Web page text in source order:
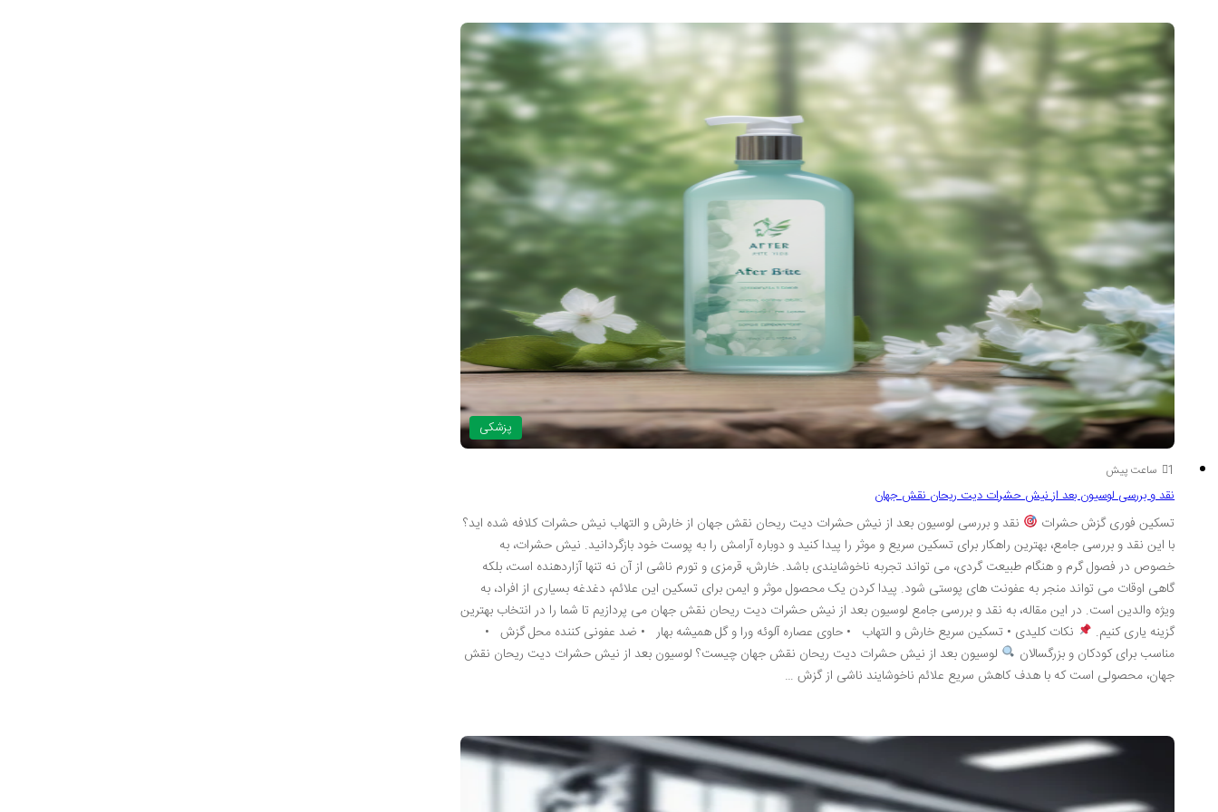
پزشکی
1 ساعت پیش
نقد و بررسی لوسیون بعد از نیش حشرات دیت ریحان نقش جهان
تسکین فوری گزش حشرات
نقد و بررسی لوسیون بعد از نیش حشرات دیت ریحان نقش جهان از خارش و التهاب نیش حشرات کلافه شده اید؟
با این نقد و بررسی جامع، بهترین راهکار برای تسکین سریع و موثر را پیدا کنید و دوباره آرامش را به پوست خود بازگردانید. نیش حشرات، به
خصوص در فصول گرم و هنگام طبیعت گردی، می تواند تجربه ناخوشایندی باشد. خارش، قرمزی و تورم ناشی از آن نه تنها آزاردهنده است، بلکه
گاهی اوقات می تواند منجر به عفونت های پوستی شود. پیدا کردن یک محصول موثر و ایمن برای تسکین این علائم، دغدغه بسیاری از افراد، به
ویژه والدین است. در این مقاله، به نقد و بررسی جامع لوسیون بعد از نیش حشرات دیت ریحان نقش جهان می پردازیم تا شما را در انتخاب بهترین
گزینه یاری کنیم.
نکات کلیدی • تسکین سریع خارش و التهاب • حاوی عصاره آلوئه ورا و گل همیشه بهار • ضد عفونی کننده محل گزش •
مناسب برای کودکان و بزرگسالان
لوسیون بعد از نیش حشرات دیت ریحان نقش جهان چیست؟ لوسیون بعد از نیش حشرات دیت ریحان نقش
جهان، محصولی است که با هدف کاهش سریع علائم ناخوشایند ناشی از گزش …